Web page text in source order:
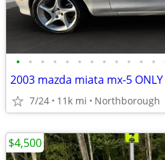
• • • • • • • • • • • •
2003 mazda miata mx-5 ONLY
7/24 11k mi Northborough
$4,500